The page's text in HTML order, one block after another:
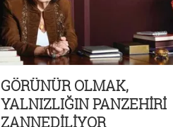
GÖRÜNÜR OLMAK,
YALNIZLIĞIN PANZEHİRİ
ZANNEDİLİYOR